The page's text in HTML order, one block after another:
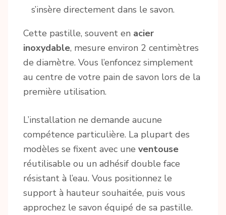
s’insère directement dans le savon.
Cette pastille, souvent en acier
inoxydable, mesure environ 2 centimètres
de diamètre. Vous l’enfoncez simplement
au centre de votre pain de savon lors de la
première utilisation.
L’installation ne demande aucune
compétence particulière. La plupart des
modèles se fixent avec une ventouse
réutilisable ou un adhésif double face
résistant à l’eau. Vous positionnez le
support à hauteur souhaitée, puis vous
approchez le savon équipé de sa pastille.